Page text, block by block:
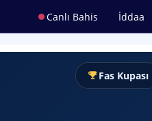
Canlı Bahis İddaa
Fas Kupası